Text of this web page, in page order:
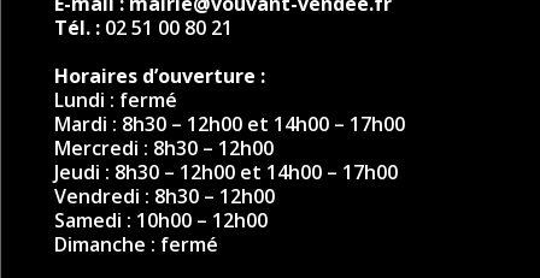
Tél. : 02 51 00 80 21
Horaires d’ouverture :
Lundi : fermé
Mardi : 8h30 – 12h00 et 14h00 – 17h00
Mercredi : 8h30 – 12h00
Jeudi : 8h30 – 12h00 et 14h00 – 17h00
Vendredi : 8h30 – 12h00
Samedi : 10h00 – 12h00
Dimanche : fermé